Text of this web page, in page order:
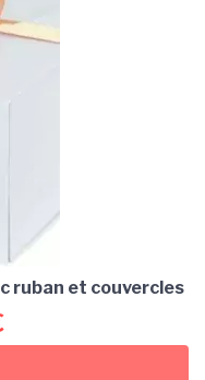
ruban et couvercles